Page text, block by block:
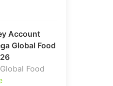
Account
Global Food
Food